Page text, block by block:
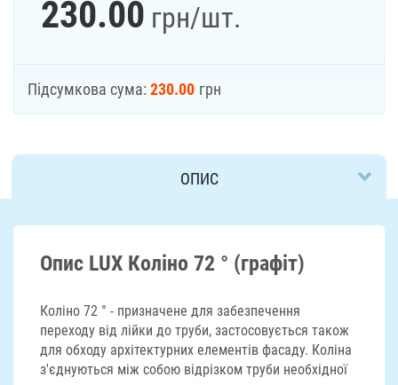
230.00 грн/шт.
Підсумкова сума: 230.00 грн
ОПИС
ДОСТАВКА
Опис LUX Коліно 72 ° (графіт)
Коліно 72 ° - призначене для забезпечення
переходу від лійки до труби, застосовується також
для обходу архітектурних елементів фасаду. Коліна
з'єднуються між собою відрізком труби необхідної